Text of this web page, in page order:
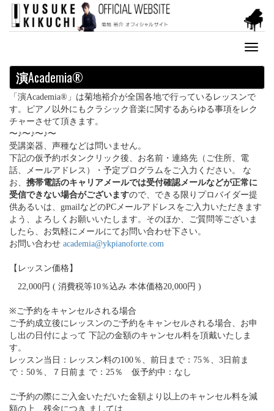
Toggle
演Academia®
「演Academia®」は菊地裕介が全国各地で行っているレッスンで
す。ピアノ以外にもクラシック音楽に関するあらゆる事項をレク
チャーさせて頂きます。
〜♪〜♪〜♪〜
受講楽器、声種などは問いません。
下記の仮予約ボタンクリック後、お名前・連絡先（ご住所、電
話、メールアドレス）・予定プログラムをご入力ください。 な
お、 携帯電話のキャリアメールでは受付確認メールなどが正常に
受信できない場合がございますので、できる限りプロバイダー提
供あるいは、gmailなどのPCメールアドレスをご入力いただきます
よう、よろしくお願いいたします。そのほか、ご質問等ございま
したら、お気軽にメールにてお問い合わせ下さい。
お問い合わせ academia@ykpianoforte.com
【レッスン価格】
22,000円 ( 消費税等10％込み 本体価格20,000円 )
※ご予約をキャンセルされる場合
ご予約成立後にレッスンのご予約をキャンセルされる場合、お申
し出の日付によって 下記の金額のキャンセル料を頂戴いたしま
す。
レッスン当日：レッスン料の100％、前日まで：75％、3日前ま
で：50％、７日前ま で：25％ 仮予約中：なし
ご予約の際にご入金いただいた金額より以上のキャンセル料を減
額の上、残金につき ましては